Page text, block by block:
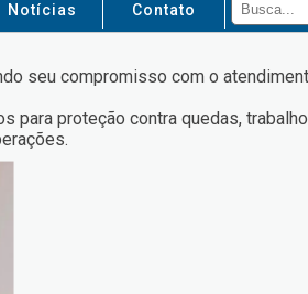
Notícias Contato
seu compromisso com o
para proteção contra quedas,